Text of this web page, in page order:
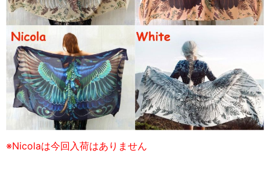
※Nicolaは今回入荷はありません